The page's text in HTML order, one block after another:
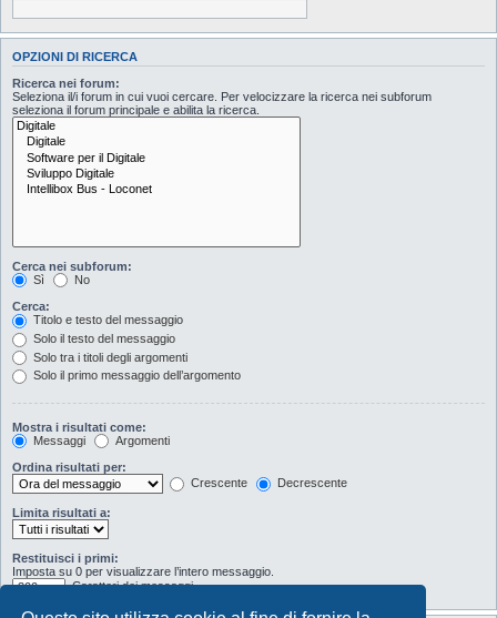
OPZIONI DI RICERCA
Ricerca nei forum:
Seleziona il/i forum in cui vuoi cercare. Per velocizzare la ricerca nei subforum
seleziona il forum principale e abilita la ricerca.
Cerca nei subforum:
Sì
No
Cerca:
Titolo e testo del messaggio
Solo il testo del messaggio
Solo tra i titoli degli argomenti
Solo il primo messaggio dell’argomento
Mostra i risultati come:
Messaggi
Argomenti
Ordina risultati per:
Crescente
Decrescente
Limita risultati a:
Restituisci i primi:
Imposta su 0 per visualizzare l’intero messaggio.
Caratteri dei messaggi